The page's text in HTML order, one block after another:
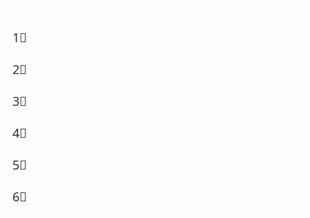
1⃣
2⃣
3⃣
4⃣
5⃣
6⃣